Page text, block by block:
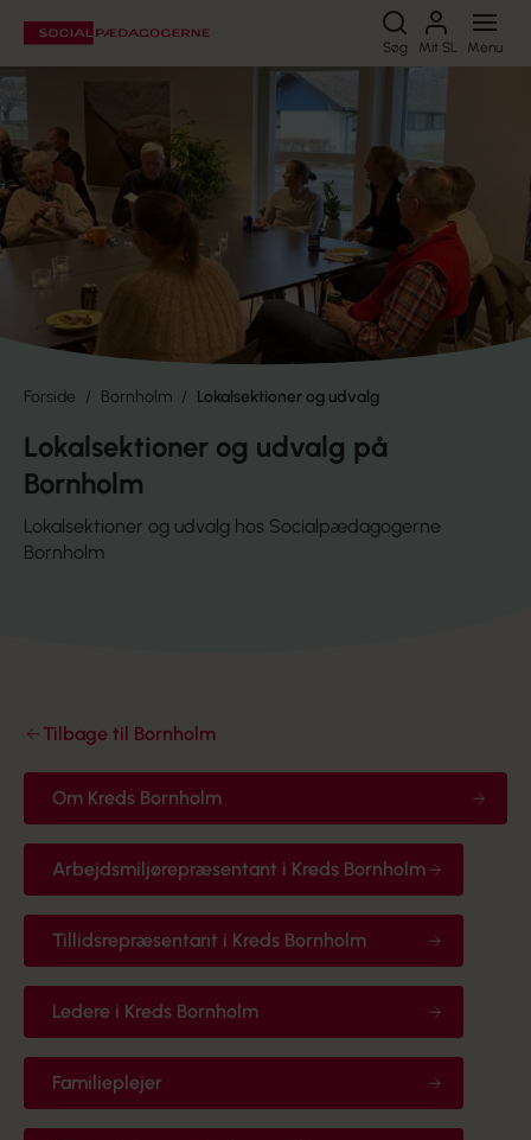
Søg Mit SL Menu
Søg
Forside Bornholm Lokalsektioner og udvalg
Lokalsektioner og udvalg på
Bornholm
Lokalsektioner og udvalg hos Socialpædagogerne
Bornholm
Tilbage til Bornholm
Om Kreds Bornholm
Arbejdsmiljørepræsentant i Kreds Bornholm
Tillidsrepræsentant i Kreds Bornholm
Ledere i Kreds Bornholm
Familieplejer